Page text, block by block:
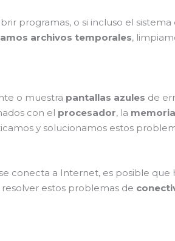
programas, o si incluso el
archivos temporales,
o muestra pantallas azules de
con el procesador, la
y solucionamos estos
conecta a Internet, es posible que
estos problemas de